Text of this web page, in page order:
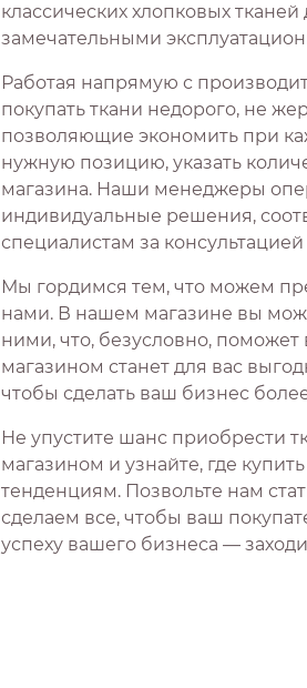
классических хлопковых
замечательными
Работая напрямую с
покупать ткани недорого, не
позволяющие экономить при
нужную позицию, указать
магазина. Наши менеджеры
индивидуальные решения,
специалистам за
Мы гордимся тем, что можем
нами. В нашем магазине вы
ними, что, безусловно,
магазином станет для вас
чтобы сделать ваш бизнес
Не упустите шанс приобрести
магазином и узнайте, где
тенденциям. Позвольте нам
сделаем все, чтобы ваш
успеху вашего бизнеса —